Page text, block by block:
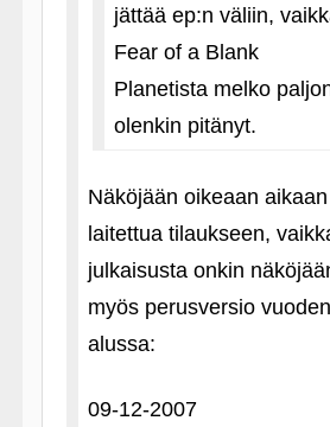
jättää ep:n väliin,
Fear of a Blank
Planetista melko
olenkin pitänyt.
Näköjään oikeaan
laitettua tilaukseen,
julkaisusta onkin
myös perusversio
alussa:
09-12-2007